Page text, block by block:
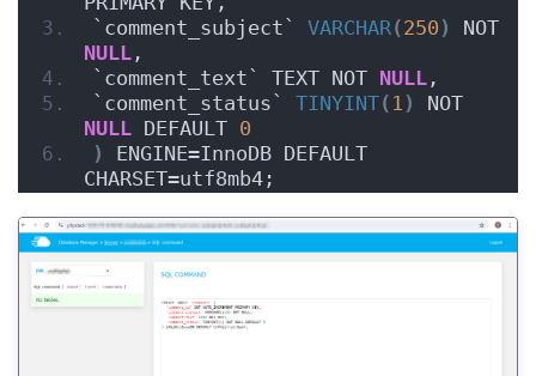
`comment_subject` VARCHAR(250 )
NULL ,
`comment_text` TEXT NOT NULL ,
`comment_status` TINYINT( 1 )
NULL DEFAULT 0
)
ENGINE=InnoDB DEFAULT
CHARSET=utf8mb4;